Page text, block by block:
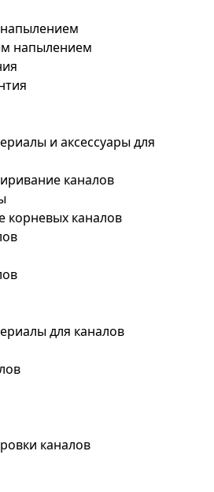
напылением
и аксессуары для
каналов
корневых каналов
для каналов
каналов